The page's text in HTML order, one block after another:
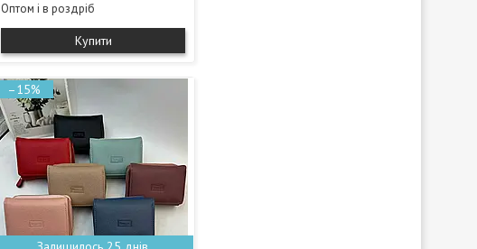
Оптом і в роздріб
Купити
–15%